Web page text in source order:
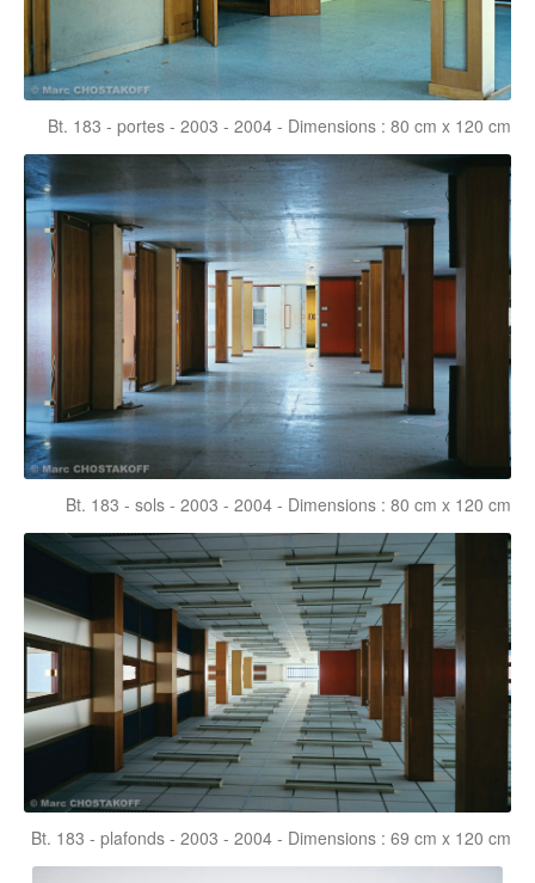
Bt. 183 - portes - 2003 - 2004 - Dimensions : 80 cm x 120 cm
Bt. 183 - sols - 2003 - 2004 - Dimensions : 80 cm x 120 cm
Bt. 183 - plafonds - 2003 - 2004 - Dimensions : 69 cm x 120 cm